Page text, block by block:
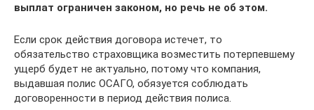
выплат ограничен законом, но речь не об этом.
Если срок действия договора истечет, то
обязательство страховщика возместить потерпевшему
ущерб будет не актуально, потому что компания,
выдавшая полис ОСАГО, обязуется соблюдать
договоренности в период действия полиса.